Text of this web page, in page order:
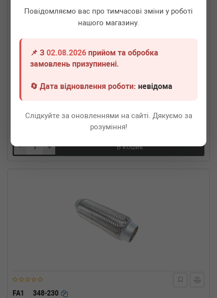
Повідомляємо вас про тимчасові зміни у роботі
нашого магазину.
📌 З02.08.2026 прийом та обробка
замовлень призупинені.
🔄 Дата відновлення роботи:невідома
Слідкуйте за оновленнями на сайті. Дякуємо за
розуміння!
- + В кошик
FA1 348-230